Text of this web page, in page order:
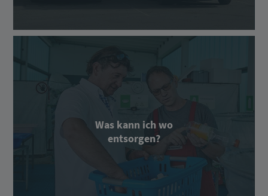
Was kann ich wo
entsorgen?